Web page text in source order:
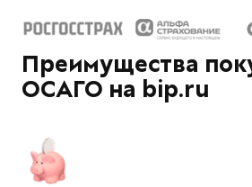
Преимущества
ОСАГО на bip.ru